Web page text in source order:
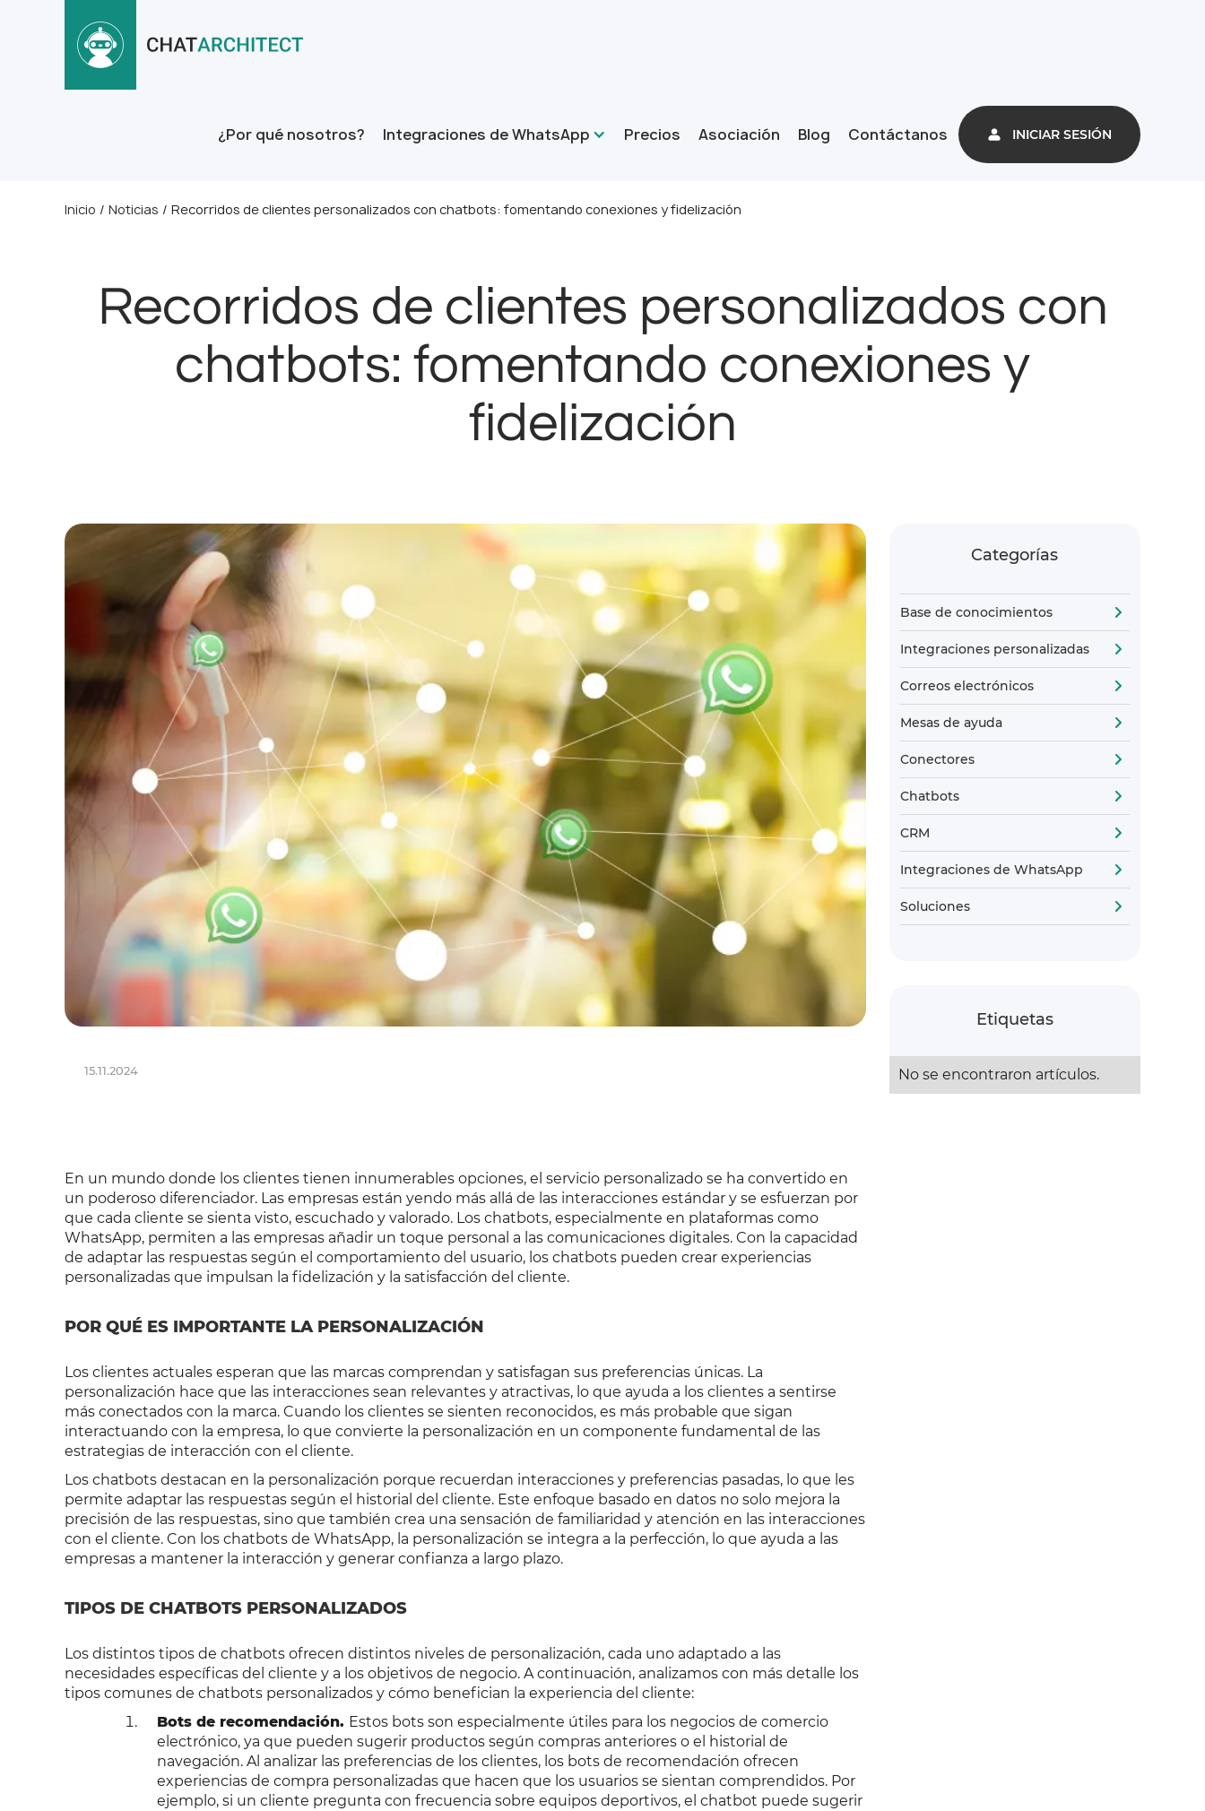
¿Por qué nosotros? Integraciones de WhatsApp Precios Asociación Blog Contáctanos INICIAR SESIÓN
Inicio / Noticias / Recorridos de clientes personalizados con chatbots: fomentando conexiones y fidelización
Recorridos de clientes personalizados con
chatbots: fomentando conexiones y
fidelización
15.11.2024
En un mundo donde los clientes tienen innumerables opciones, el servicio personalizado se ha convertido en
un poderoso diferenciador. Las empresas están yendo más allá de las interacciones estándar y se esfuerzan por
que cada cliente se sienta visto, escuchado y valorado. Los chatbots, especialmente en plataformas como
WhatsApp, permiten a las empresas añadir un toque personal a las comunicaciones digitales. Con la capacidad
de adaptar las respuestas según el comportamiento del usuario, los chatbots pueden crear experiencias
personalizadas que impulsan la fidelización y la satisfacción del cliente.
POR QUÉ ES IMPORTANTE LA PERSONALIZACIÓN
Los clientes actuales esperan que las marcas comprendan y satisfagan sus preferencias únicas. La
personalización hace que las interacciones sean relevantes y atractivas, lo que ayuda a los clientes a sentirse
más conectados con la marca. Cuando los clientes se sienten reconocidos, es más probable que sigan
interactuando con la empresa, lo que convierte la personalización en un componente fundamental de las
estrategias de interacción con el cliente.
Los chatbots destacan en la personalización porque recuerdan interacciones y preferencias pasadas, lo que les
permite adaptar las respuestas según el historial del cliente. Este enfoque basado en datos no solo mejora la
precisión de las respuestas, sino que también crea una sensación de familiaridad y atención en las interacciones
con el cliente. Con los chatbots de WhatsApp, la personalización se integra a la perfección, lo que ayuda a las
empresas a mantener la interacción y generar confianza a largo plazo.
TIPOS DE CHATBOTS PERSONALIZADOS
Los distintos tipos de chatbots ofrecen distintos niveles de personalización, cada uno adaptado a las
necesidades específicas del cliente y a los objetivos de negocio. A continuación, analizamos con más detalle los
tipos comunes de chatbots personalizados y cómo benefician la experiencia del cliente:
Bots de recomendación. Estos bots son especialmente útiles para los negocios de comercio
electrónico, ya que pueden sugerir productos según compras anteriores o el historial de
navegación. Al analizar las preferencias de los clientes, los bots de recomendación ofrecen
experiencias de compra personalizadas que hacen que los usuarios se sientan comprendidos. Por
ejemplo, si un cliente pregunta con frecuencia sobre equipos deportivos, el chatbot puede sugerir
Categorías
Base de conocimientos
Integraciones personalizadas
Correos electrónicos
Mesas de ayuda
Conectores
Chatbots
CRM
Integraciones de WhatsApp
Soluciones
Etiquetas
No se encontraron artículos.